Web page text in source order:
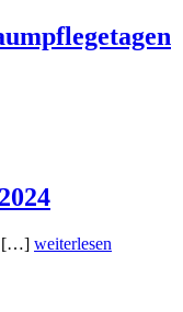
[…] weiterlesen